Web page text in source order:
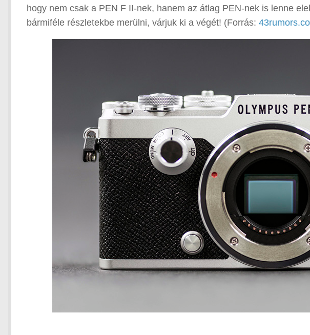
hogy nem csak a PEN F II-nek, hanem az átlag PEN-nek is lenne
bármiféle részletekbe merülni, várjuk ki a végét! (Forrás: